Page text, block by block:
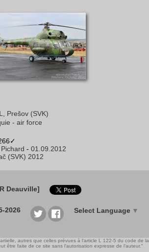
Prešov (SVK)
- air force
- 01.09.2012
(SVK) 2012
Deauville]
2026 Select Language ▼
autres que celles prévues à l'article L 122-5 du code de la
être faite de ce site sans l'autorisation expresse de l'auteur."